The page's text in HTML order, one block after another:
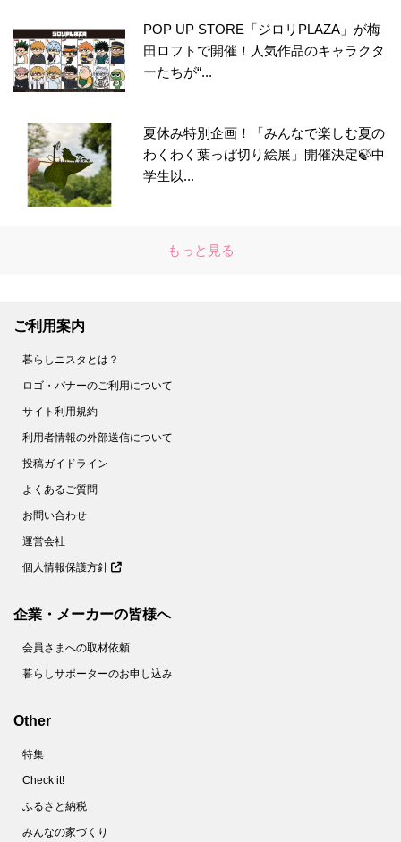
POP UP STORE「ジロリPLAZA」が梅
田ロフトで開催！人気作品のキャラクタ
ーたちが“...
夏休み特別企画！「みんなで楽しむ夏の
わくわく葉っぱ切り絵展」開催決定🍃中
学生以...
もっと見る
ご利用案内
暮らしニスタとは？
ロゴ・バナーのご利用について
サイト利用規約
利用者情報の外部送信について
投稿ガイドライン
よくあるご質問
お問い合わせ
運営会社
個人情報保護方針
企業・メーカーの皆様へ
会員さまへの取材依頼
暮らしサポーターのお申し込み
Other
特集
Check it!
ふるさと納税
みんなの家づくり